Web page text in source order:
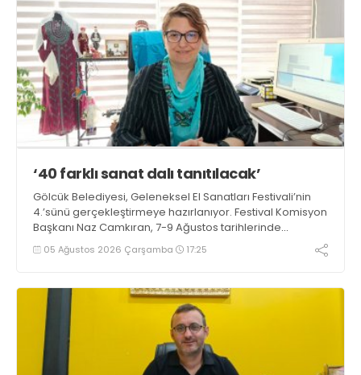
‘40 farklı sanat dalı tanıtılacak’
Gölcük Belediyesi, Geleneksel El Sanatları Festivali’nin
4.’sünü gerçekleştirmeye hazırlanıyor. Festival Komisyon
Başkanı Naz Camkıran, 7-9 Ağustos tarihlerinde
gerçekleşecek organizasyon hakkında yaptığı
açıklamada, “Yaklaşık 40 farklı sanat dalı tanıtılacak”
05 Ağustos 2026 Çarşamba 17:25